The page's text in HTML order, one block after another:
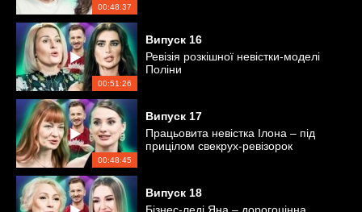
00:48:37
00:51:26
Випуск 16
Ревізія розкішної невістки-моделі
Поліни
00:48:45
Випуск 17
Працьовита невістка Ілона – під
прицілом свекрух-ревізорок
Випуск 18